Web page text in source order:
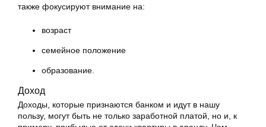
также фокусируют внимание на:
возраст
семейное положение
образование.
Доход
Доходы, которые признаются банком и идут в нашу
пользу, могут быть не только заработной платой, но и, к